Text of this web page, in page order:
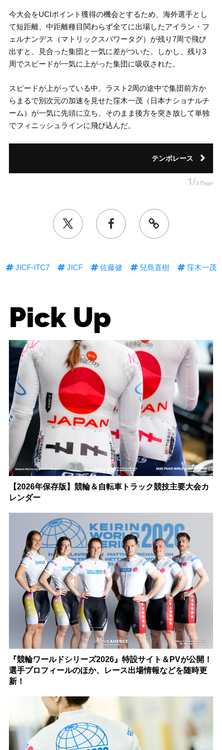
今大会をUCIポイント獲得の機会とするため、海外選手とし
て短距離、中距離種目関わらず全てに出場したアイラン・フ
ェルナンデス（マトリックスパワータグ）が残り7周で飛び
出すと、見合った集団と一気に差がついた。しかし、残り3
周でスピードが一気に上がった集団に吸収された。
スピードが上がっている中、ラスト2周の途中で集団前方か
らまるで別次元の加速を見せた窪木一茂（日本ナショナルチ
ーム）が一気に先頭に立ち、そのまま後方を突き放して単独
でフィニッシュラインに飛び込んだ。
テンポレース
1/3 Page
JICF-ITC7 JICF 佐藤健 兒島直樹 窪木一茂
Pick Up
【2026年保存版】競輪＆自転車トラック競技主要大会カ
レンダー
『競輪ワールドシリーズ2026』特設サイト＆PVが公開！
選手プロフィールのほか、レース出場情報などを随時更
新！